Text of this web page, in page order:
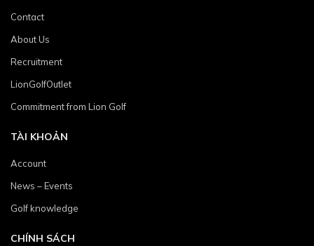
Contact
About Us
Recruitment
LionGolfOutlet
Commitment from Lion Golf
TÀI KHOẢN
Account
News – Events
Golf knowledge
CHÍNH SÁCH